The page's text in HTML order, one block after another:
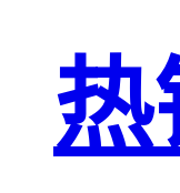
热